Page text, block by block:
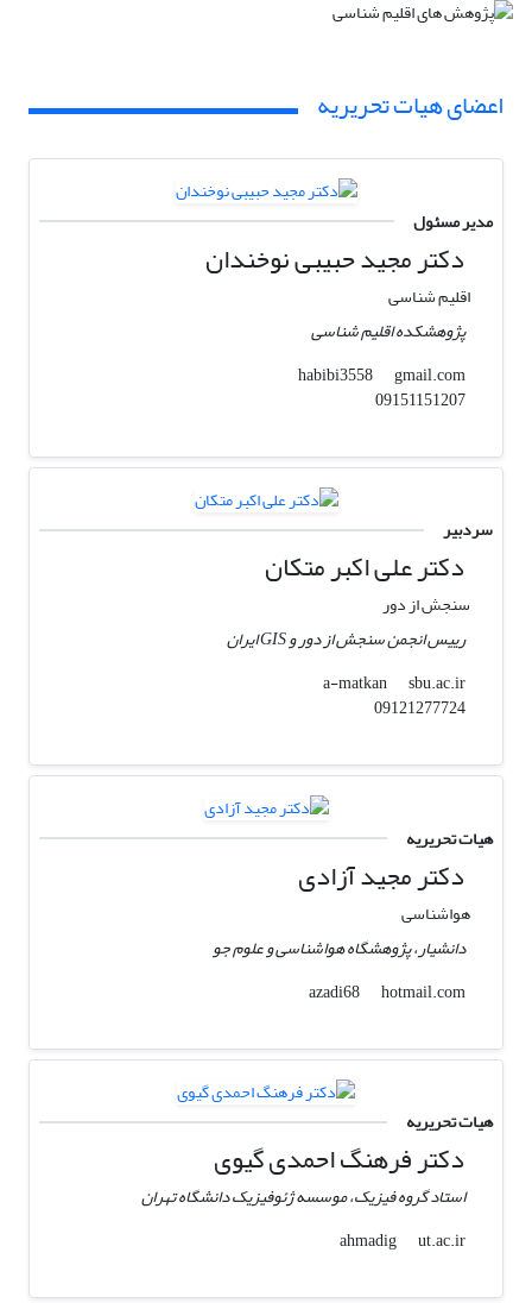
اعضای هیات تحریریه
مدیر مسئول
دکتر مجید حبیبی نوخندان
اقلیم شناسی
پژوهشکده اقلیم شناسی
habibi3558
gmail.com
09151151207
سردبیر
دکتر علی اکبر متکان
سنجش از دور
رییس انجمن سنجش از دور و GIS ایران
a-matkan
sbu.ac.ir
09121277724
هیات تحریریه
دکتر مجید آزادی
هواشناسی
دانشیار، پژوهشگاه هواشناسی و علوم جو
azadi68
hotmail.com
هیات تحریریه
دکتر فرهنگ احمدی گیوی
استاد گروه فیزیک، موسسه ژئوفیزیک دانشگاه تهران
ahmadig
ut.ac.ir